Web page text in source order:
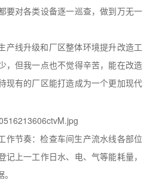
要对各类设备逐一巡查，做到万无一
产线升级和厂区整体环境提升改造工
，但我一点也不觉得辛苦，能在改造
现有的厂区能打造成为一个更加现代
作节奏：检查车间生产流水线各部位
上一工作日水、电、气等能耗量，